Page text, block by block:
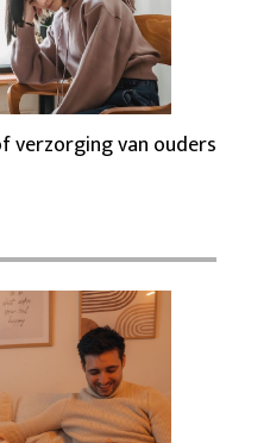
verzorging van ouders